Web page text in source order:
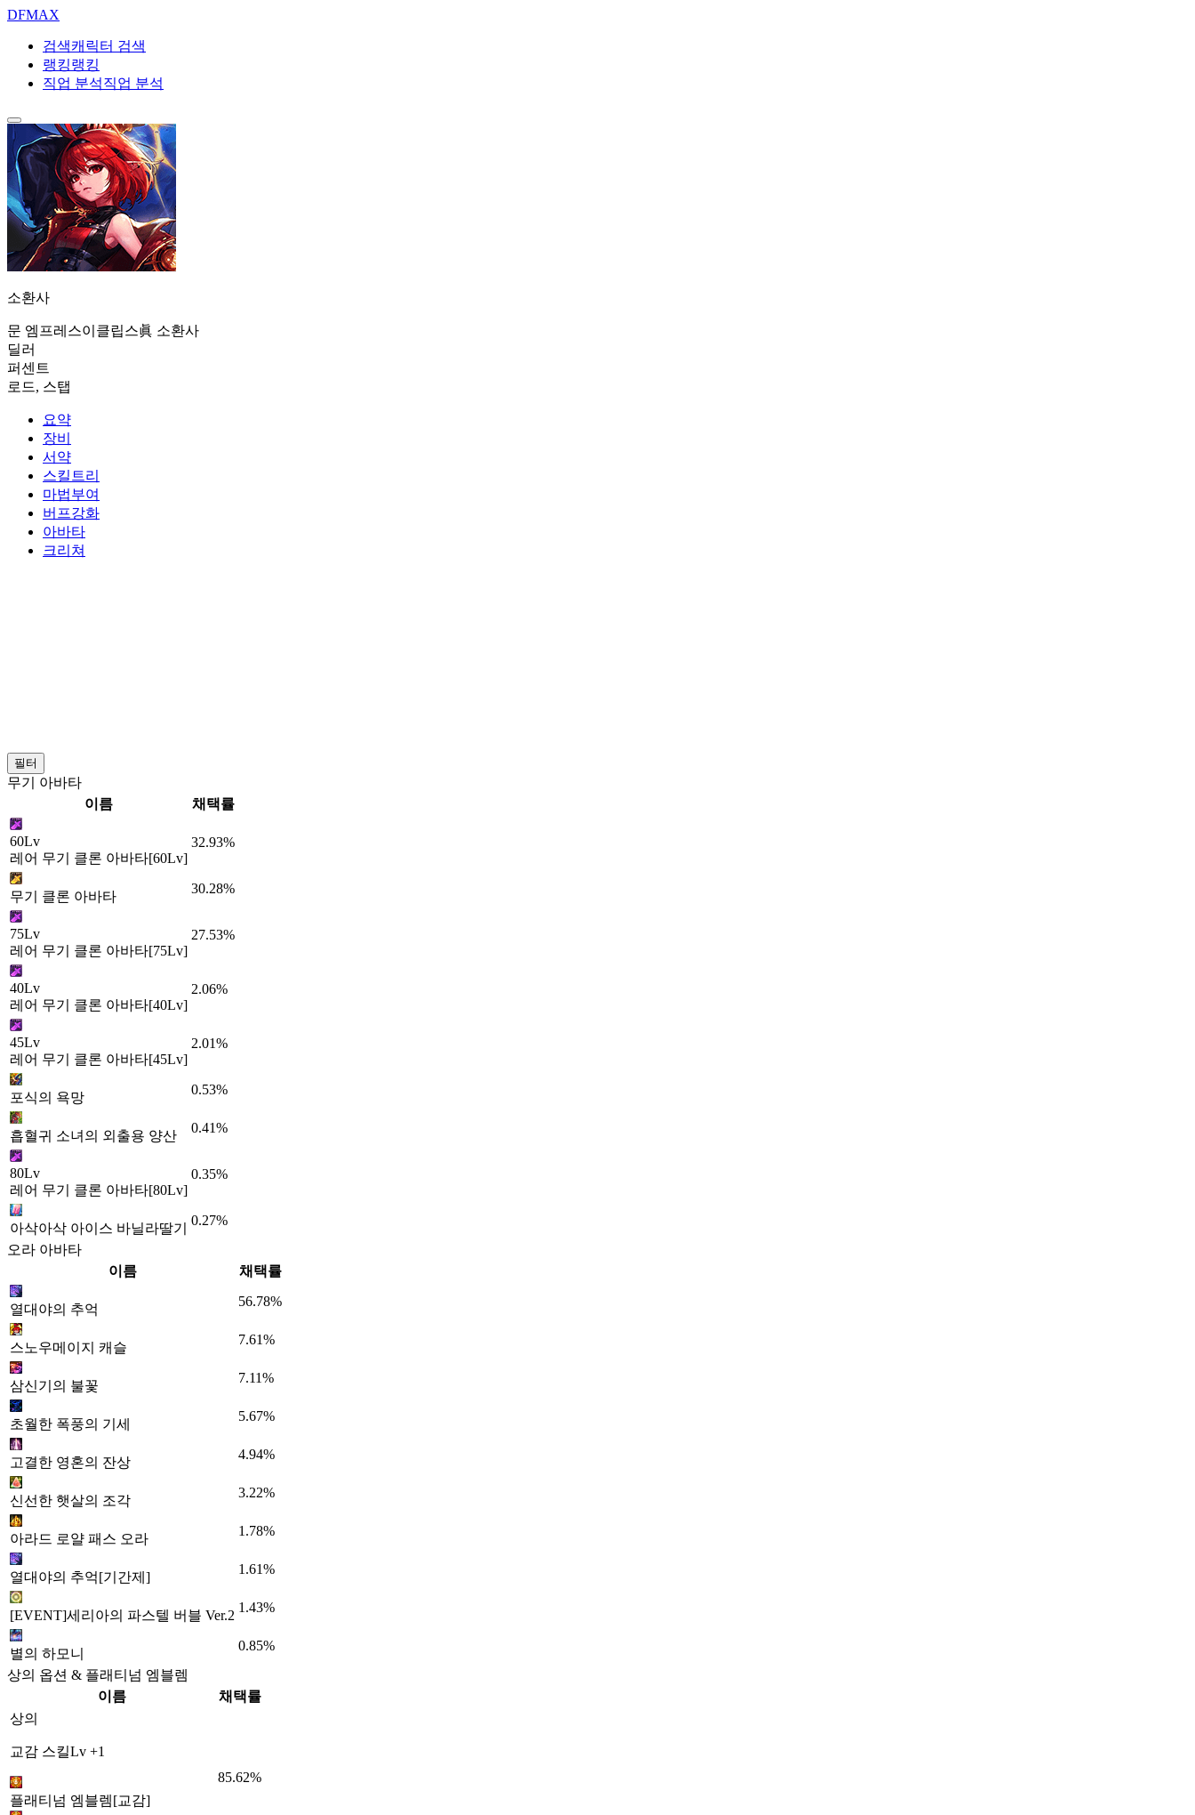
DFMAX
검색캐릭터 검색
랭킹랭킹
직업 분석직업 분석
소환사
문 엠프레스이클립스眞 소환사
딜러
퍼센트
로드, 스탭
요약
장비
서약
스킬트리
마법부여
버프강화
아바타
크리쳐
필터
무기 아바타
이름
채택률
60Lv
레어 무기 클론 아바타[60Lv]
32.93%
무기 클론 아바타
30.28%
75Lv
레어 무기 클론 아바타[75Lv]
27.53%
40Lv
레어 무기 클론 아바타[40Lv]
2.06%
45Lv
레어 무기 클론 아바타[45Lv]
2.01%
포식의 욕망
0.53%
흡혈귀 소녀의 외출용 양산
0.41%
80Lv
레어 무기 클론 아바타[80Lv]
0.35%
아삭아삭 아이스 바닐라딸기
0.27%
오라 아바타
이름
채택률
열대야의 추억
56.78%
스노우메이지 캐슬
7.61%
삼신기의 불꽃
7.11%
초월한 폭풍의 기세
5.67%
고결한 영혼의 잔상
4.94%
신선한 햇살의 조각
3.22%
아라드 로얄 패스 오라
1.78%
열대야의 추억[기간제]
1.61%
[EVENT]세리아의 파스텔 버블 Ver.2
1.43%
별의 하모니
0.85%
상의 옵션 & 플래티넘 엠블렘
이름
채택률
상의
교감 스킬Lv +1
플래티넘 엠블렘[교감]
85.62%